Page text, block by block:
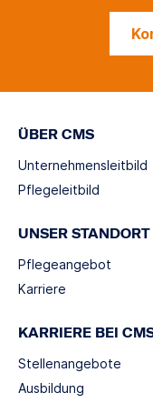
ÜBER CMS
Unternehmensleitbild
Pflegeleitbild
UNSER STANDORT
Pflegeangebot
Karriere
KARRIERE BEI
Stellenangebote
Ausbildung